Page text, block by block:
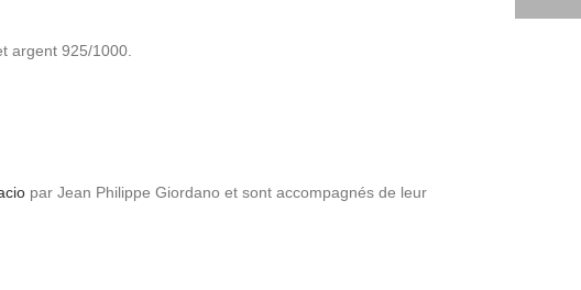
argent 925/1000.
par Jean Philippe Giordano et sont accompagnés de leur